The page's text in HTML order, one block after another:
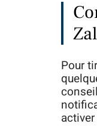
Pour